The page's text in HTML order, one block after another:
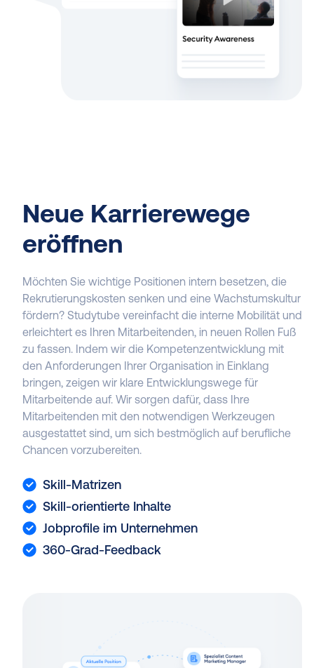
Neue Karrierewege
eröffnen
Möchten Sie wichtige Positionen intern besetzen, die
Rekrutierungskosten senken und eine Wachstumskultur
fördern? Studytube vereinfacht die interne Mobilität und
erleichtert es Ihren Mitarbeitenden, in neuen Rollen Fuß
zu fassen. Indem wir die Kompetenzentwicklung mit
den Anforderungen Ihrer Organisation in Einklang
bringen, zeigen wir klare Entwicklungswege für
Mitarbeitende auf. Wir sorgen dafür, dass Ihre
Mitarbeitenden mit den notwendigen Werkzeugen
ausgestattet sind, um sich bestmöglich auf berufliche
Chancen vorzubereiten.
Skill-Matrizen
Skill-orientierte Inhalte
Jobprofile im Unternehmen
360-Grad-Feedback